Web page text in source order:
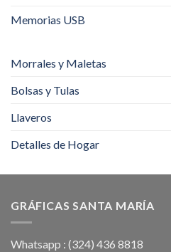
Memorias USB
Morrales y Maletas
Bolsas y Tulas
Llaveros
Detalles de Hogar
GRÁFICAS SANTA MARÍA
Whatsapp : (324) 436 8818